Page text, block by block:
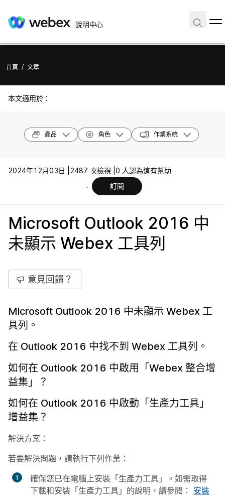
說明中心
首頁 / 文章
本文適用於：
產品 角色 作業系統
2024年12月03日 | 2487 次檢視 | 0 人認為這有幫助
訂閱
Microsoft Outlook 2016 中
未顯示 Webex 工具列
意見回饋？
Microsoft Outlook 2016 中未顯示 Webex 工
具列。
在 Outlook 2016 中找不到 Webex 工具列。
如何在 Outlook 2016 中啟用「Webex 整合增
益集」？
如何在 Outlook 2016 中啟動「生產力工具」
增益集？
解決方案：
若要解決問題，請執行下列作業：
確保您已在電腦上安裝「生產力工具」。如需取得
下載和安裝「生產力工具」的說明，請參閱： 安裝